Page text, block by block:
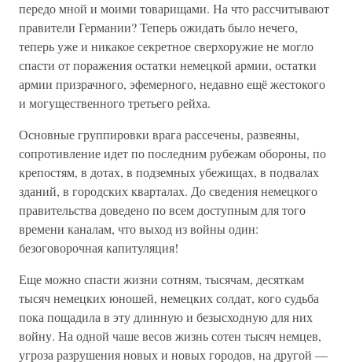
передо мной и моими товарищами. На что рассчитывают
правители Германии? Теперь ожидать было нечего,
теперь уже и никакое секретное сверхоружие не могло
спасти от поражения остатки немецкой армии, остатки
армии призрачного, эфемерного, недавно ещё жестокого
и могущественного третьего рейха.
Основные группировки врага рассечены, развеяны,
сопротивление идет по последним рубежам обороны, по
крепостям, в дотах, в подземных убежищах, в подвалах
зданий, в городских кварталах. До сведения немецкого
правительства доведено по всем доступным для того
времени каналам, что выход из войны один:
безоговорочная капитуляция!
Еще можно спасти жизни сотням, тысячам, десяткам
тысяч немецких юношей, немецких солдат, кого судьба
пока пощадила в эту длинную и безысходную для них
войну. На одной чаше весов жизнь сотен тысяч немцев,
угроза разрушения новых и новых городов, на другой —